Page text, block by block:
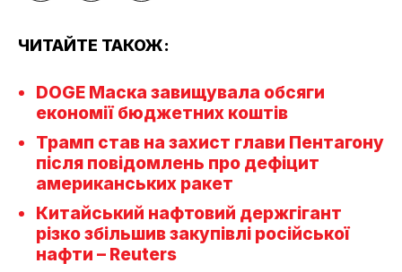
ЧИТАЙТЕ ТАКОЖ:
DOGE Маска завищувала обсяги
економії бюджетних коштів
Трамп став на захист глави Пентагону
після повідомлень про дефіцит
американських ракет
Китайський нафтовий держгігант
різко збільшив закупівлі російської
нафти – Reuters